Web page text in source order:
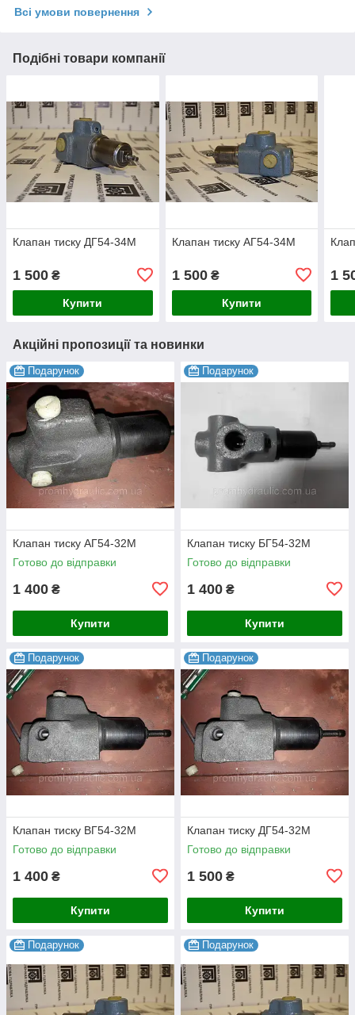
Всі умови повернення
Подібні товари компанії
Клапан тиску ДГ54-34М
1 500 ₴
Купити
Клапан тиску АГ54-34М
1 500₴
Купити
1
Акційні пропозиції та новинки
Подарунок
Клапан тиску АГ54-32М
Готово до відправки
1 400 ₴
Купити
Подарунок
Клапан тиску БГ54-32М
Готово до відправки
1 400 ₴
Купити
Подарунок
Клапан тиску ВГ54-32М
Готово до відправки
1 400 ₴
Купити
Подарунок
Клапан тиску ДГ54-32М
Готово до відправки
1 500 ₴
Купити
Подарунок Подарунок